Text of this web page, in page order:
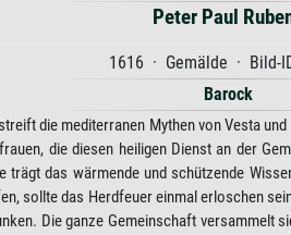
Peter Paul
1616 · Gemälde · Bild-
Barock
die mediterranen Mythen von Vesta
die diesen heiligen Dienst an der
trägt das wärmende und schützende
sollte das Herdfeuer einmal erloschen
Die ganze Gemeinschaft versammelt